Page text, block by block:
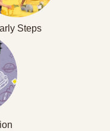
Steps